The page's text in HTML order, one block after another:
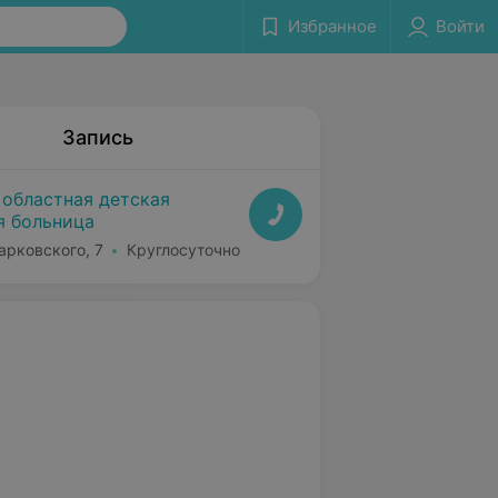
Избранное Войти
Запись
детская
больница
7 Круглосуточно